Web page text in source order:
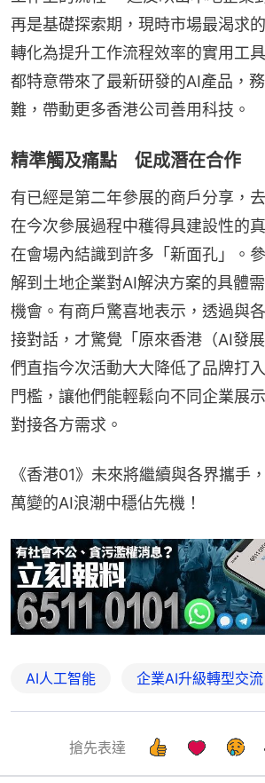
再是基礎探索期，現時市場最渴求
轉化為提升工作流程效率的實用工
都特意帶來了最新研發的AI產品，
難，帶動更多香港公司善用科技。
精準觸及痛點 促成潛在合作
有已經是第二年參展的商戶分享，
在今次參展過程中穫得具建設性的
在會場內結識到許多「新面孔」。
解到土地企業對AI解決方案的具體
機會。有商戶驚喜地表示，透過與
接對話，才驚覺「原來香港（AI發
們直指今次活動大大降低了品牌打
門檻，讓他們能輕鬆向不同企業展
對接各方需求。
《香港01》未來將繼續與各界攜手
萬變的AI浪潮中穩佔先機！
AI人工智能 企業AI升級轉型交流
搶先表達